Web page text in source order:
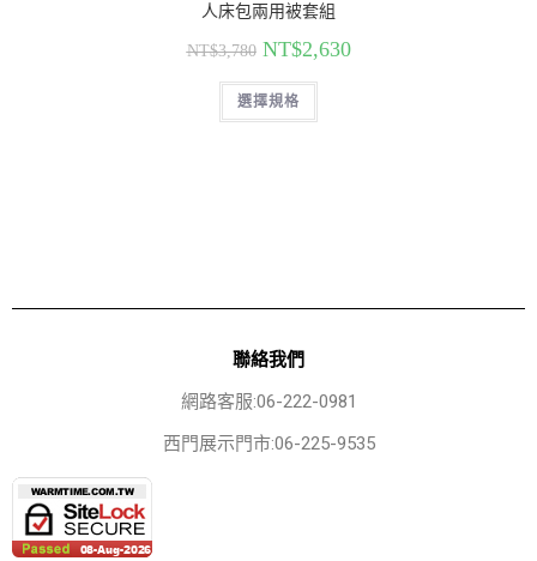
人床包兩用被套組
NT$3,780 NT$2,630
選擇規格
聯絡我們
網路客服:06-222-0981
西門展示門市:06-225-9535